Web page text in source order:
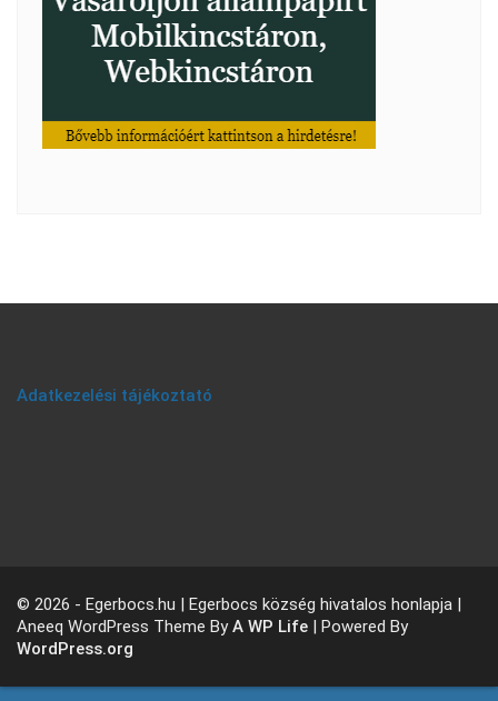
Adatkezelési tájékoztató
© 2026 - Egerbocs.hu | Egerbocs község hivatalos honlapja |
Aneeq WordPress Theme ByA WP Life | Powered By
WordPress.org